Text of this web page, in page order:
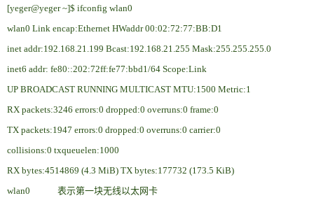
[yeger@yeger ~]$ ifconfig wlan0
wlan0 Link encap:Ethernet HWaddr 00:02:72:77:BB:D1
inet addr:192.168.21.199 Bcast:192.168.21.255 Mask:255.255.255.0
inet6 addr: fe80::202:72ff:fe77:bbd1/64 Scope:Link
UP BROADCAST RUNNING MULTICAST MTU:1500 Metric:1
RX packets:3246 errors:0 dropped:0 overruns:0 frame:0
TX packets:1947 errors:0 dropped:0 overruns:0 carrier:0
collisions:0 txqueuelen:1000
RX bytes:4514869 (4.3 MiB) TX bytes:177732 (173.5 KiB)
wlan0 表示第一块无线以太网卡